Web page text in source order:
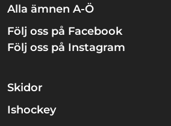
Alla ämnen A-Ö
Följ oss på Facebook
Följ oss på Instagram
Skidor
Ishockey